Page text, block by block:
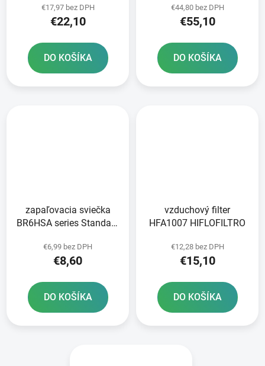
113x70x85 FULBAT
vrátane balenia
€17,97 bez DPH
€22,10
DO KOŠÍKA
€44,80 bez DPH
€55,10
DO KOŠÍKA
zapaľovacia sviečka
BR6HSA series Standard
€6,99 bez DPH
€8,60
DO KOŠÍKA
vzduchový filter
HFA1007 HIFLOFILTRO
€12,28 bez DPH
€15,10
DO KOŠÍKA